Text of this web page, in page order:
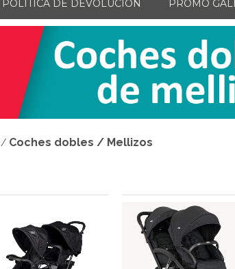
POLÍTICA DE DEVOLUCIÓN PROMO
/ Coches dobles / Mellizos